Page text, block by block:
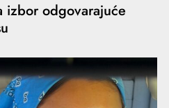
izbor odgovarajuće